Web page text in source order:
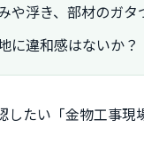
や浮き、部材のガタ
に違和感はないか？
たい「金物工事現